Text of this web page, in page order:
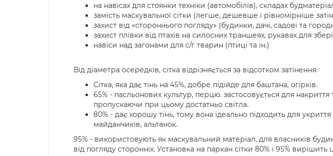
на навісах для стоянки техніки (автомобілів), складах
замість маскувальної сітки (легше, дешевше і рівномірніше
захист від «стороннього погляду» (будинки, дачі, садові та
захист плівки від птахів на силосних траншеях, рукавах для
навіси над загонами для с/г тварин (птиці та ін.)
Від діаметра осередків, сітка відрізняється за відсотком затінення:
Сітка, яка дає тінь на 45%, добре підійде для баштана, огірків.
65% - пасльонових культур, перцю. застосовується для
пропускаючи при цьому достатньо світла.
80% - дає хорошу тінь, тому вона ідеально підходить для
майданчиків, альтанок.
95% - використовують як маскувальний матеріал, для власників
від погляду сторонніх. Установка на паркан сітки 80% і 95%